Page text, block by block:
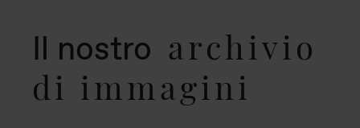
Il nostro archivio
di immagini